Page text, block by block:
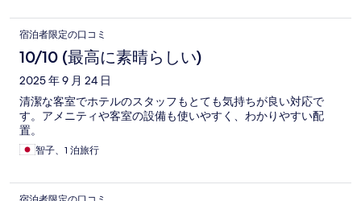
宿泊者限定の口コミ
10/10 (最高に素晴らしい)
2025 年 9 月 24 日
清潔な客室でホテルのスタッフもとても気持ちが良い対応で
す。アメニティや客室の設備も使いやすく、わかりやすい配
置。
智子、1 泊旅行